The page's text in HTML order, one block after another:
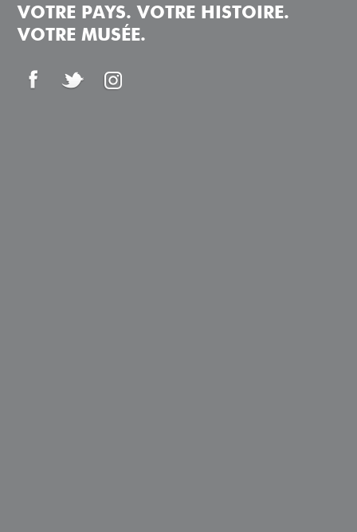
VOTRE PAYS. VOTRE HISTOIRE.
VOTRE MUSÉE.